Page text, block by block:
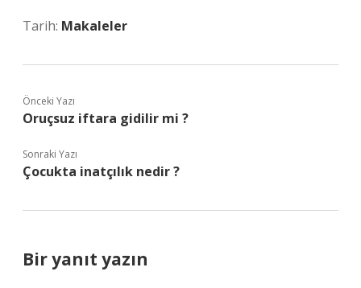
Tarih: Makaleler
Önceki Yazı
Oruçsuz iftara gidilir mi ?
Sonraki Yazı
Çocukta inatçılık nedir ?
Bir yanıt yazın